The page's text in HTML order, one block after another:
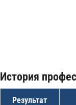
История
Результат